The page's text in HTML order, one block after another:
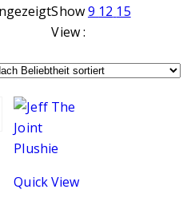
Nach
Beliebtheit
Show9 12 15
View :
Quick View